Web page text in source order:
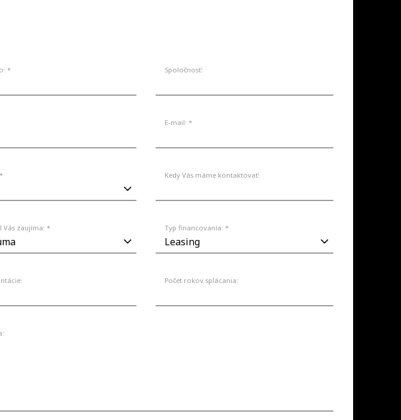
* Spoločnosť:
E-mail: *
Kedy Vás máme kontaktovať:
Vás zaujíma: * Typ financovania: *
Počet rokov splácania: